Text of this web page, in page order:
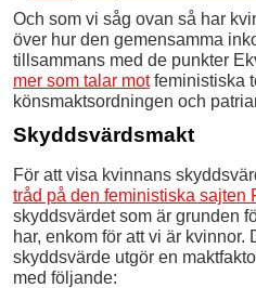
Och som vi såg ovan så har
över hur den gemensamma
tillsammans med de punkter
mer som talar motfeministiska
könsmaktsordningen och
Skyddsvärdsmakt
För att visa kvinnans
tråd på den feministiska sajten
skyddsvärdet som är grunden
har, enkom för att vi är kvinnor.
skyddsvärde utgör en
med följande: